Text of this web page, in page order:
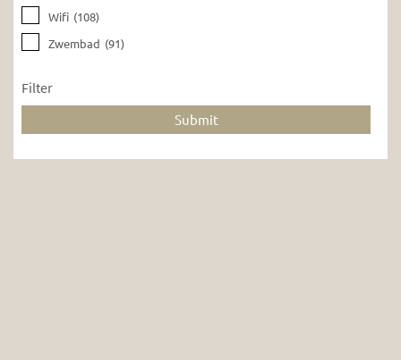
Wifi (108)
Zwembad (91)
Filter